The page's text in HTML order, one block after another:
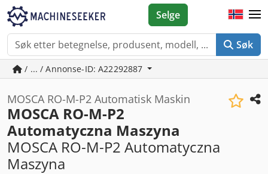
Søk
Selge
/ ... / Annonse-ID: A22292887
MOSCA RO-M-P2 Automatisk Maskin
MOSCA RO-M-P2
Automatyczna Maszyna
MOSCA RO-M-P2 Automatyczna
Maszyna